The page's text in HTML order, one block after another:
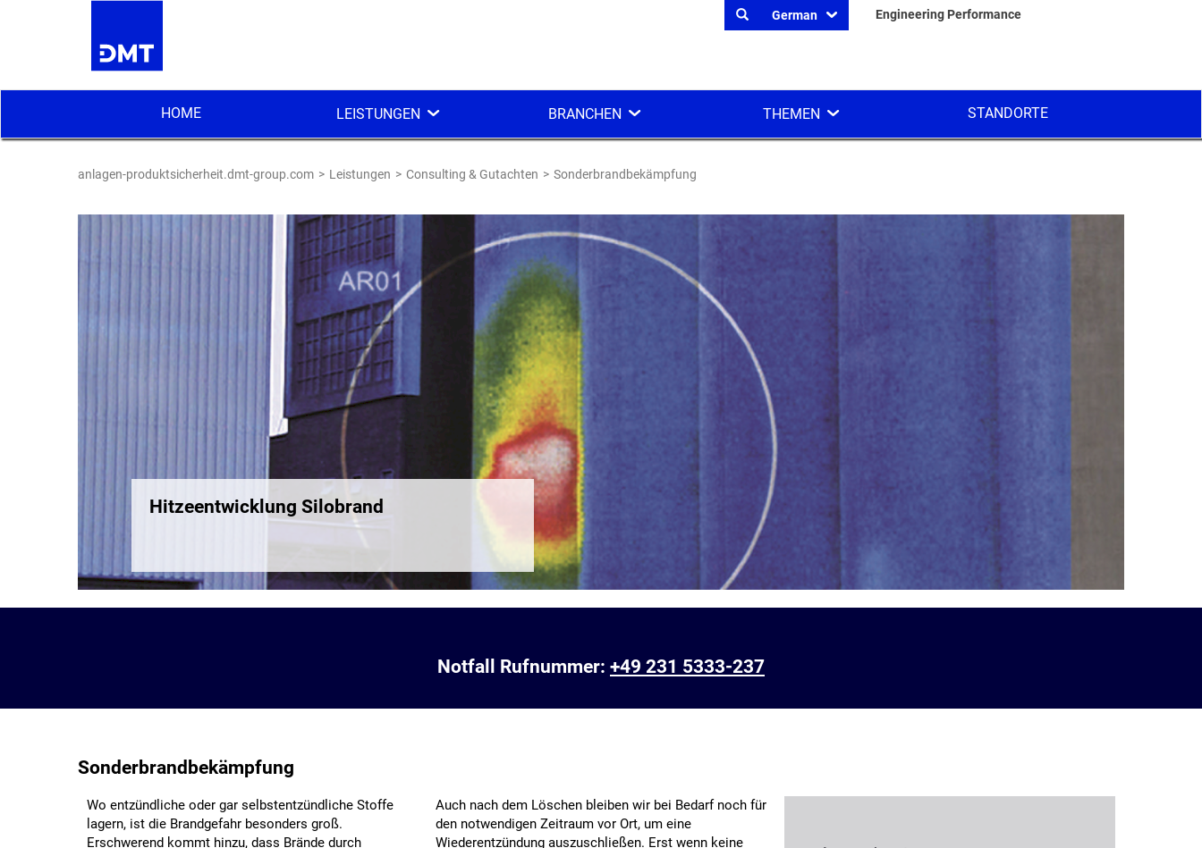
German Engineering Performance
HOME LEISTUNGEN BRANCHEN THEMEN STANDORTE
anlagen-produktsicherheit.dmt-group.com Leistungen Consulting & Gutachten Sonderbrandbekämpfung
Hitzeentwicklung Silobrand
Notfall Rufnummer: +49 231 5333-237
Sonderbrandbekämpfung
Wo entzündliche oder gar selbstentzündliche Stoffe
lagern, ist die Brandgefahr besonders groß.
Erschwerend kommt hinzu, dass Brände durch
Auch nach dem Löschen bleiben wir bei Bedarf noch für
den notwendigen Zeitraum vor Ort, um eine
Wiederentzündung auszuschließen. Erst wenn keine